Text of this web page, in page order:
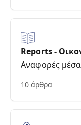
Reports -
Αναφορές
10 άρθρα